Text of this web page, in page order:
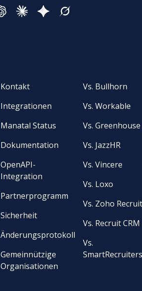
Kontakt
Integrationen
Manatal Status
Dokumentation
OpenAPI-
Integration
Partnerprogramm
Sicherheit
Änderungsprotokoll
Gemeinnützige
Organisationen
Vs. Bullhorn
Vs. Workable
Vs. Greenhouse
Vs. JazzHR
Vs. Vincere
Vs. Loxo
Vs. Zoho
Vs. Recruit CRM
Vs.